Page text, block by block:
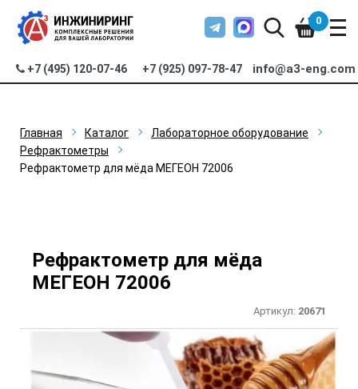
+7 (495) 120-07-46 +7 (925) 097-78-47 info@a3-eng.com
0
Главная Каталог
Лабораторное оборудование
Рефрактометры
Рефрактометр для мёда МЕГЕОН 72006
Рефрактометр для мёда
МЕГЕОН 72006
Артикул: 20671